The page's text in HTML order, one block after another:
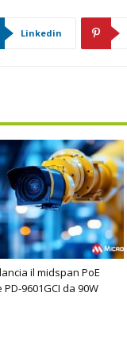
Linkedin
il midspan PoE
9601GCI da 90W